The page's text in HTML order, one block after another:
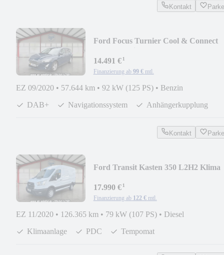
Kontakt
Ford Focus Turnier Cool & Connect
14.491 €¹
Finanzierung ab 99 € mtl.
EZ 09/2020 • 57.644 km • 92 kW (125 PS) • Benzin
DAB+
Navigationssystem Anhängerkupplung
Kontakt
Ford Transit Kasten 350 L2H2 Klima
17.990 €¹
Finanzierung ab 122 € mtl.
EZ 11/2020 • 126.365 km • 79 kW (107 PS) • Diesel
Klimaanlage
PDC Tempomat